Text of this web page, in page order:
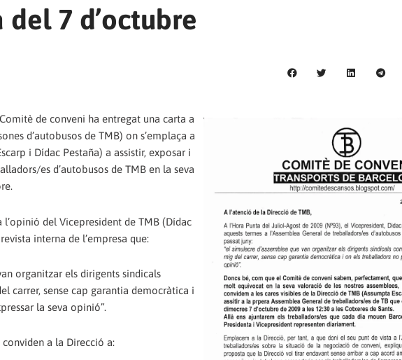
del 7 d’octubre
de conveni ha entregat una carta a
d’autobusos de TMB) on s’emplaça a
i Dídac Pestaña) a assistir, exposar i
es d’autobusos de TMB en la seva
l’opinió del Vicepresident de TMB (Dídac
interna de l’empresa que:
organitzar els dirigents sindicals
carrer, sense cap garantia democràtica i
la seva opinió”.
a la Direcció a: